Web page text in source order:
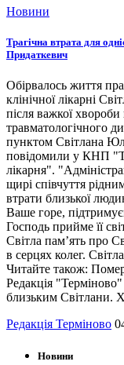
Новини
Трагічна втрата для
Придаткевич
Обірвалось життя
клінічної лікарні
після важкої
травматологічного
пунктом Світлана
повідомили у КНП
лікарня".
щирі співчуття
втрати близької
Ваше горе,
Господь прийме її
Світла пам’ять про
в серцях колег.
Читайте також:
Редакція
близьким Світлани.
Редакція Терміново
Новини